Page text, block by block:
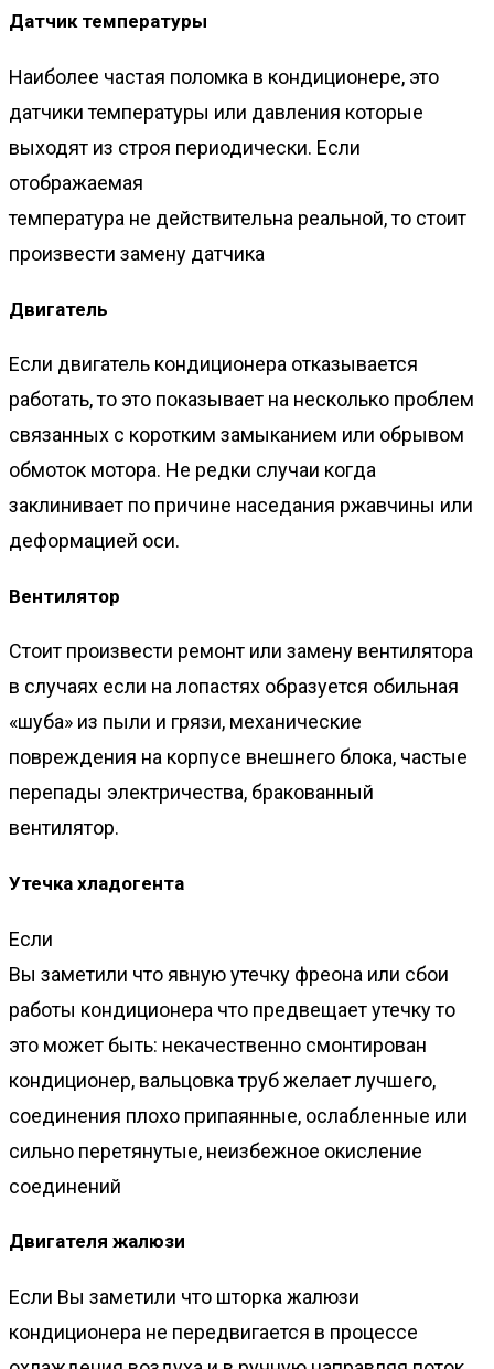
Датчик температуры
Наиболее частая поломка в кондиционере, это
датчики температуры или давления которые
выходят из строя периодически. Если
отображаемая
температура не действительна реальной, то стоит
произвести замену датчика
Двигатель
Если двигатель кондиционера отказывается
работать, то это показывает на несколько проблем
связанных с коротким замыканием или обрывом
обмоток мотора. Не редки случаи когда
заклинивает по причине наседания ржавчины или
деформацией оси.
Вентилятор
Стоит произвести ремонт или замену вентилятора
в случаях если на лопастях образуется обильная
«шуба» из пыли и грязи, механические
повреждения на корпусе внешнего блока, частые
перепады электричества, бракованный
вентилятор.
Утечка хладогента
Если
Вы заметили что явную утечку фреона или сбои
работы кондиционера что предвещает утечку то
это может быть: некачественно смонтирован
кондиционер, вальцовка труб желает лучшего,
соединения плохо припаянные, ослабленные или
сильно перетянутые, неизбежное окисление
соединений
Двигателя жалюзи
Если Вы заметили что шторка жалюзи
кондиционера не передвигается в процессе